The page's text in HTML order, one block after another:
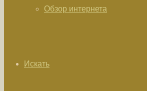
Обзор интернета
Искать